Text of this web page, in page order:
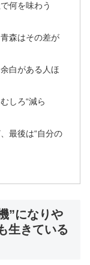
何を味わう
森はその差が
白がある人ほ
しろ“減ら
最後は“自分の
”になりや
生きている